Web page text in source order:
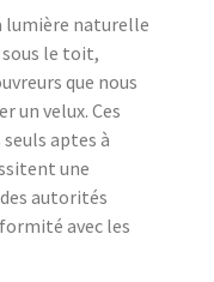
lumière naturelle
sous le toit,
que nous
un velux. Ces
aptes à
une
autorités
avec les